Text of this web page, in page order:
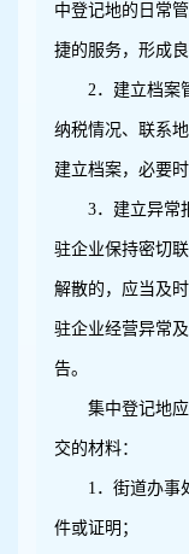
中登记地的日常
捷的服务，形成
2．建立档案
纳税情况、联系
建立档案，必要时
3．建立异常
驻企业保持密切
解散的，应当及
驻企业经营异常
告。
集中登记地
交的材料：
1 ．街道办事
件或证明；